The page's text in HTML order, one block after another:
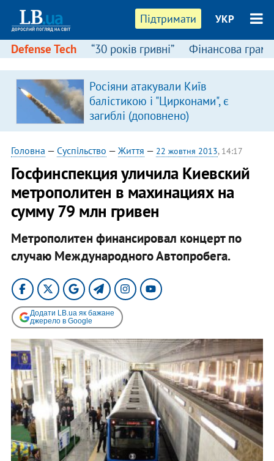
Підтримати УКР
Defense Tech “30 років гривні” Фінансова
Росіяни атакували Київ
балістикою і "Цирконами", є
загиблі (доповнено)
Головна — Суспільство — Життя — 22 жовтня 2013, 14:17
Госфинспекция уличила Киевский
метрополитен в махинациях на
сумму 79 млн гривен
Метрополитен финансировал концерт по
случаю Международного Автопробега.
Додати LB.ua як бажане
джерело в Google